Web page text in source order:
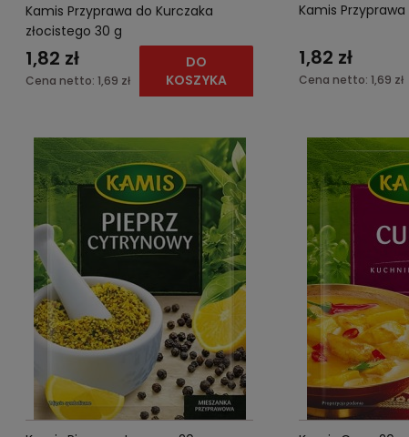
Kamis Przyprawa do Kurczaka
złocistego 30 g
1,82 zł
Cena netto: 1,69 zł
DO
KOSZYKA
Kamis
1,82 zł
Cena netto: 1,69 zł